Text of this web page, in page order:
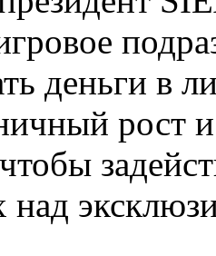
деньги в
рост